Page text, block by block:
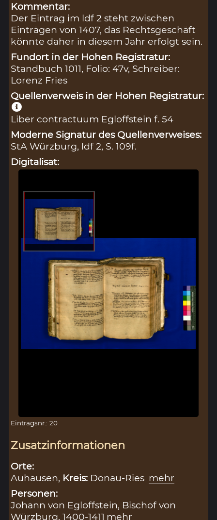
Kommentar:
Der Eintrag im ldf 2 steht zwischen
Einträgen von 1407, das Rechtsgeschäft
könnte daher in diesem Jahr erfolgt sein.
Fundort in der Hohen Registratur:
Standbuch 1011, Folio: 47v, Schreiber:
Lorenz Fries
Quellenverweis in der Hohen Registratur:
Liber contractuum Egloffstein f. 54
Moderne Signatur des Quellenverweises:
StA Würzburg, ldf 2, S. 109f.
Digitalisat:
Eintragsnr.: 20
Zusatzinformationen
Orte:
Auhausen, Kreis: Donau-Ries mehr
Personen:
Johann von Egloffstein, Bischof von
Würzburg, 1400-1411 mehr